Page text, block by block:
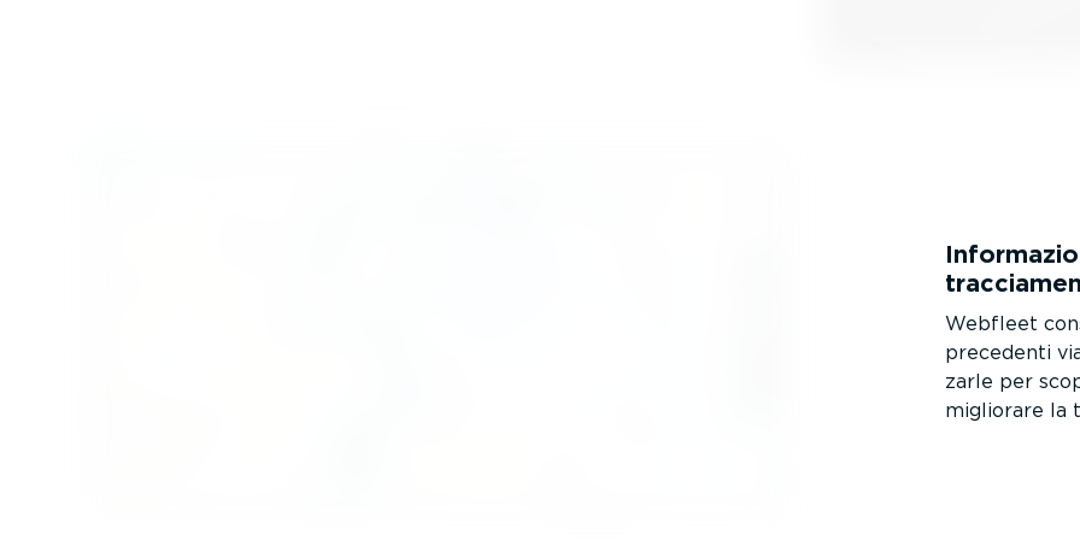
Webfleet
precedenti
zarle per
migliorare la